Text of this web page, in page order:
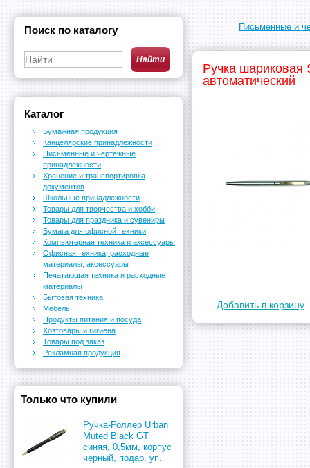
Письменные и
Ручка шариковая
автоматический
Добавить в корзину
Поиск по каталогу
Каталог
Бумажная продукция
Канцелярские принадлежности
Письменные и чертежные
принадлежности
Хранение и транспортировка
документов
Школьные принадлежности
Товары для творчества и хобби
Товары для праздника и сувениры
Бумага для офисной техники
Компьютерная техника и аксессуары
Офисная техника, расходные
материалы, аксессуары
Печатающая техника и расходные
материалы
Бытовая техника
Мебель
Продукты питания и посуда
Хозтовары и гигиена
Товары под заказ
Рекламная продукция
Только что купили
Ручка-Роллер Urban
Muted Black GT
синяя, 0,5мм, корпус
черный, подар. уп.